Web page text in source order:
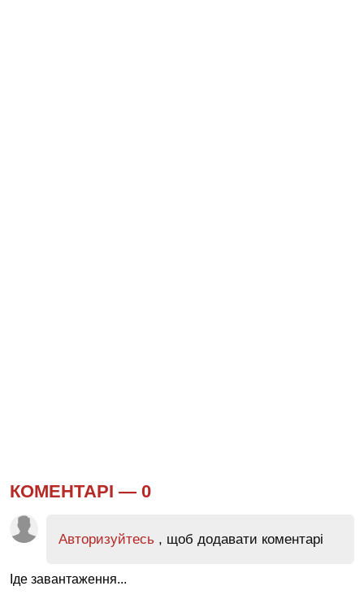
КОМЕНТАРІ — 0
Авторизуйтесь , щоб додавати коментарі
Іде завантаження...